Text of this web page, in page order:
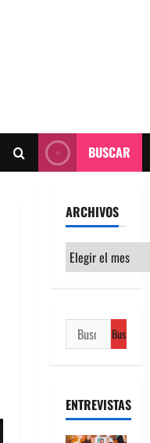
BUSCAR
ARCHIVOS
Archivos
Buscar:
ENTREVISTAS